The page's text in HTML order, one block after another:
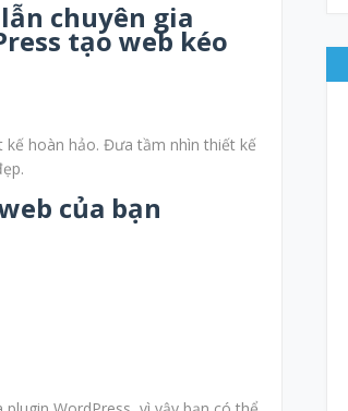
chuyên gia
tạo web kéo
kế hoàn hảo. Đưa tầm nhìn thiết kế
của bạn